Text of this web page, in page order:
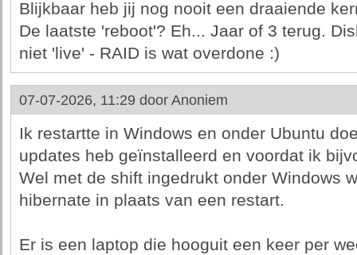
Blijkbaar heb jij nog nooit een draaiende
De laatste 'reboot'? Eh... Jaar of 3 terug.
niet 'live' - RAID is wat overdone :)
07-07-2026, 11:29 door Anoniem
Ik restartte in Windows en onder Ubuntu
updates heb geïnstalleerd en voordat ik
Wel met de shift ingedrukt onder Windows
hibernate in plaats van een restart.
Er is een laptop die hooguit een keer per